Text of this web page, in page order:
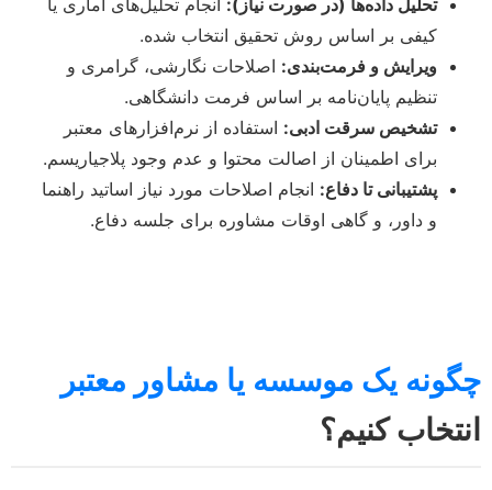
تحلیل داده‌ها (در صورت نیاز): انجام تحلیل‌های آماری یا
کیفی بر اساس روش تحقیق انتخاب شده.
ویرایش و فرمت‌بندی: اصلاحات نگارشی، گرامری و
تنظیم پایان‌نامه بر اساس فرمت دانشگاهی.
تشخیص سرقت ادبی: استفاده از نرم‌افزارهای معتبر
برای اطمینان از اصالت محتوا و عدم وجود پلاجیاریسم.
پشتیبانی تا دفاع: انجام اصلاحات مورد نیاز اساتید راهنما
و داور، و گاهی اوقات مشاوره برای جلسه دفاع.
چگونه یک موسسه یا مشاور معتبر
انتخاب کنیم؟